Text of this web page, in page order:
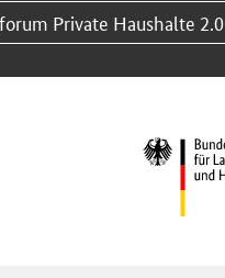
Private Haushalte 2.0